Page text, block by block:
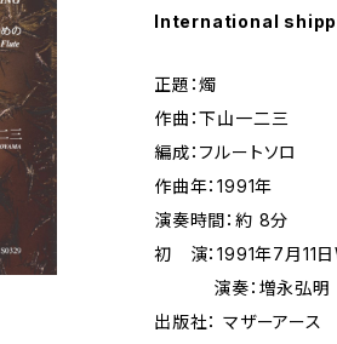
International
正題：燭
作曲：下山一二三
編成：フルートソロ
作曲年：1991年
演奏時間：約 8分
初 演：1991年7月11
演奏：増永弘明
出版社： マザーアース